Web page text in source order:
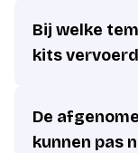
Bij welke
kits
De
kunnen pas